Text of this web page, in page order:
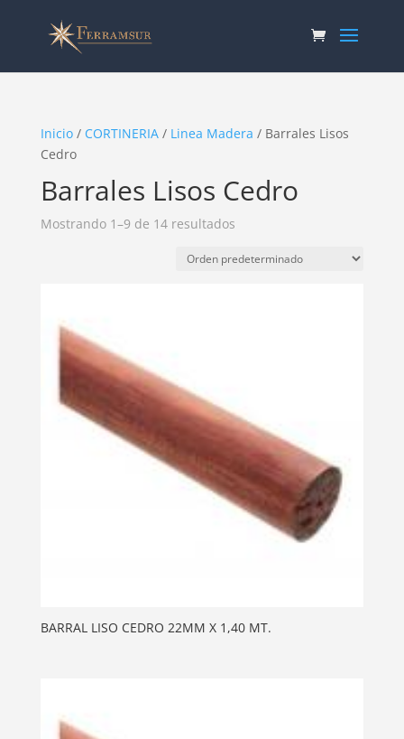
Inicio/ CORTINERIA/ Linea Madera / Barrales Lisos
Cedro
Barrales Lisos Cedro
Mostrando 1–9 de 14 resultados
BARRAL LISO CEDRO 22MM X 1,40 MT.